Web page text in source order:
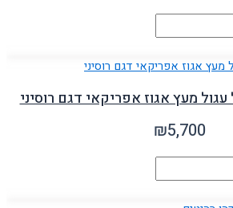
מעץ אגוז אפריקאי דגם רוסיני
₪5,700